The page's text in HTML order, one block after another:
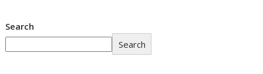
Search
Search